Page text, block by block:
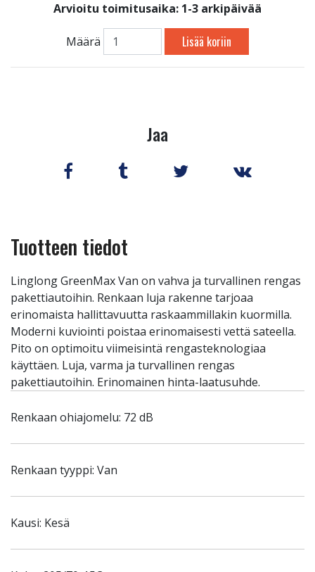
Arvioitu toimitusaika: 1-3 arkipäivää
Määrä Lisää koriin
Jaa
Tuotteen tiedot
Linglong GreenMax Van on vahva ja turvallinen rengas
pakettiautoihin. Renkaan luja rakenne tarjoaa
erinomaista hallittavuutta raskaammillakin kuormilla.
Moderni kuviointi poistaa erinomaisesti vettä sateella.
Pito on optimoitu viimeisintä rengasteknologiaa
käyttäen. Luja, varma ja turvallinen rengas
pakettiautoihin. Erinomainen hinta-laatusuhde.
Renkaan ohiajomelu: 72 dB
Renkaan tyyppi: Van
Kausi: Kesä